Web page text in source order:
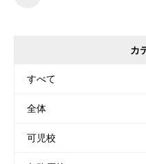
カ
すべて
全体
可児校